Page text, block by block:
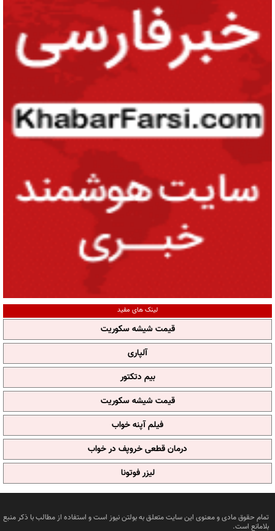
لینک های مفید
قیمت شیشه سکوریت
آلپاری
بیم دتکتور
قیمت شیشه سکوریت
فیلم آپنه خواب
درمان قطعی خروپف در خواب
لیزر فوتونا
تمام حقوق مادی و معنوی این سایت متعلق به بولتن نیوز است و استفاده از مطالب با ذکر منبع
بلامانع است.